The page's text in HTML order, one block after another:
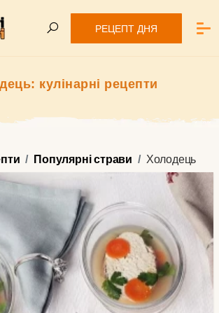
РЕЦЕПТ ДНЯ
кулінарні рецепти
Популярні страви Холодець